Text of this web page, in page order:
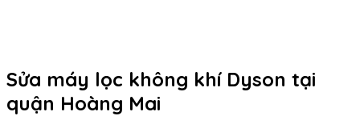
Sửa máy lọc không khí Dyson tại
quận Hoàng Mai